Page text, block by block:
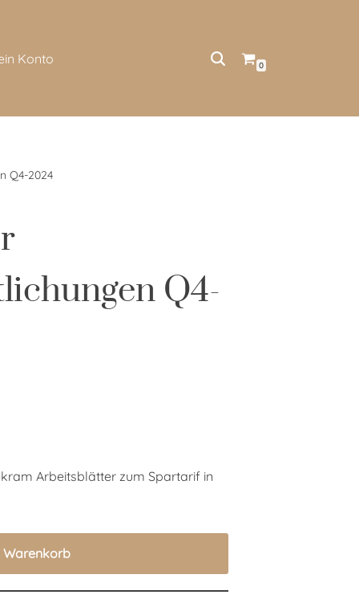
Konto 0
Q4-2024
Q4-
Arbeitsblätter zum Spartarif in
Warenkorb